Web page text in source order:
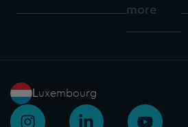
more
Luxembourg
I
L
Y